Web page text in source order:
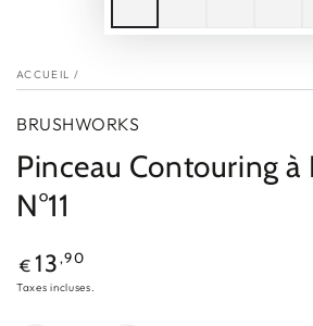
ACCUEIL /
BRUSHWORKS
Pinceau Contouring à
N°11
Prix
normal
€ 13 ,90
Taxes incluses.